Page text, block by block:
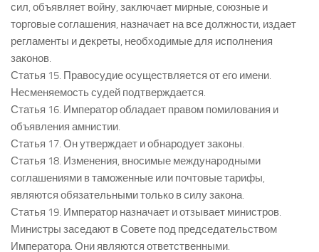
сил, объявляет войну, заключает мирные, союзные и
торговые соглашения, назначает на все должности, издает
регламенты и декреты, необходимые для исполнения
законов.
Статья 15. Правосудие осуществляется от его имени.
Несменяемость судей подтверждается.
Статья 16. Император обладает правом помилования и
объявления амнистии.
Статья 17. Он утверждает и обнародует законы.
Статья 18. Изменения, вносимые международными
соглашениями в таможенные или почтовые тарифы,
являются обязательными только в силу закона.
Статья 19. Император назначает и отзывает министров.
Министры заседают в Совете под председательством
Императора. Они являются ответственными.